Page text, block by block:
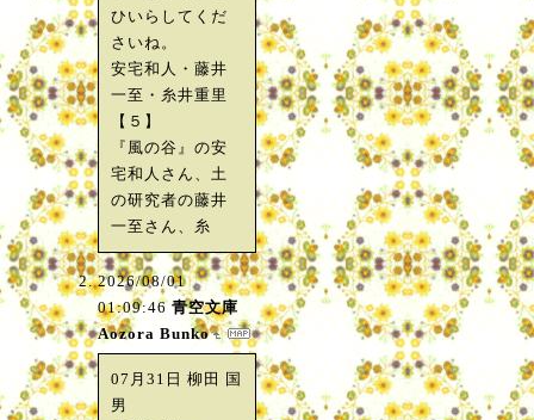
ひいらしてくだ
さいね。
安宅和人・藤井
一至・糸井重里
【５】
『風の谷』の安
宅和人さん、土
の研究者の藤井
一至さん、糸
2026/08/01
01:09:46 青空文庫
Aozora Bunko
07月31日 柳田 国
男